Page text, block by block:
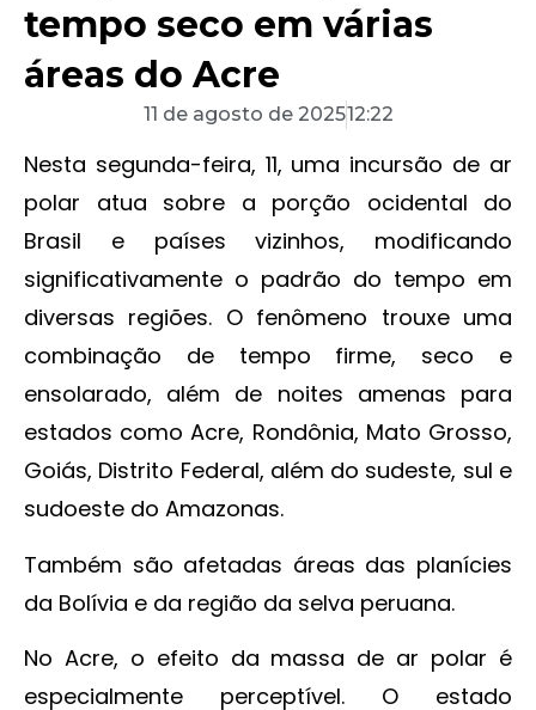
tempo seco em várias
áreas do Acre
11 de agosto de 202512:22
Nesta segunda-feira, 11, uma incursão de ar
polar atua sobre a porção ocidental do
Brasil e países vizinhos, modificando
significativamente o padrão do tempo em
diversas regiões. O fenômeno trouxe uma
combinação de tempo firme, seco e
ensolarado, além de noites amenas para
estados como Acre, Rondônia, Mato Grosso,
Goiás, Distrito Federal, além do sudeste, sul e
sudoeste do Amazonas.
Também são afetadas áreas das planícies
da Bolívia e da região da selva peruana.
No Acre, o efeito da massa de ar polar é
especialmente perceptível. O estado